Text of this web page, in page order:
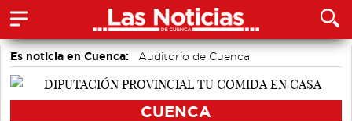
Es noticia en Cuenca: Auditorio de Cuenca
CUENCA